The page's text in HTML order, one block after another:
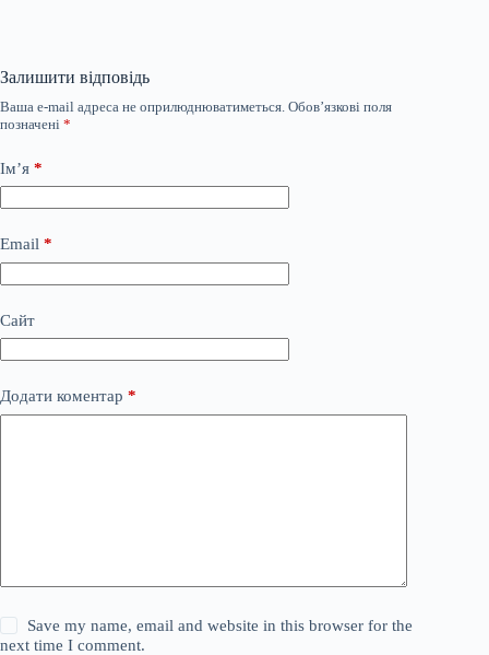
Залишити відповідь
Ваша e-mail адреса не оприлюднюватиметься. Обов’язкові поля
позначені *
Ім’я *
Email *
Сайт
Додати коментар *
Save my name, email and website in this browser for the
next time I comment.